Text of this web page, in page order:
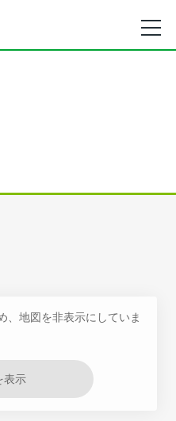
、地図を非表示にしていま
表示